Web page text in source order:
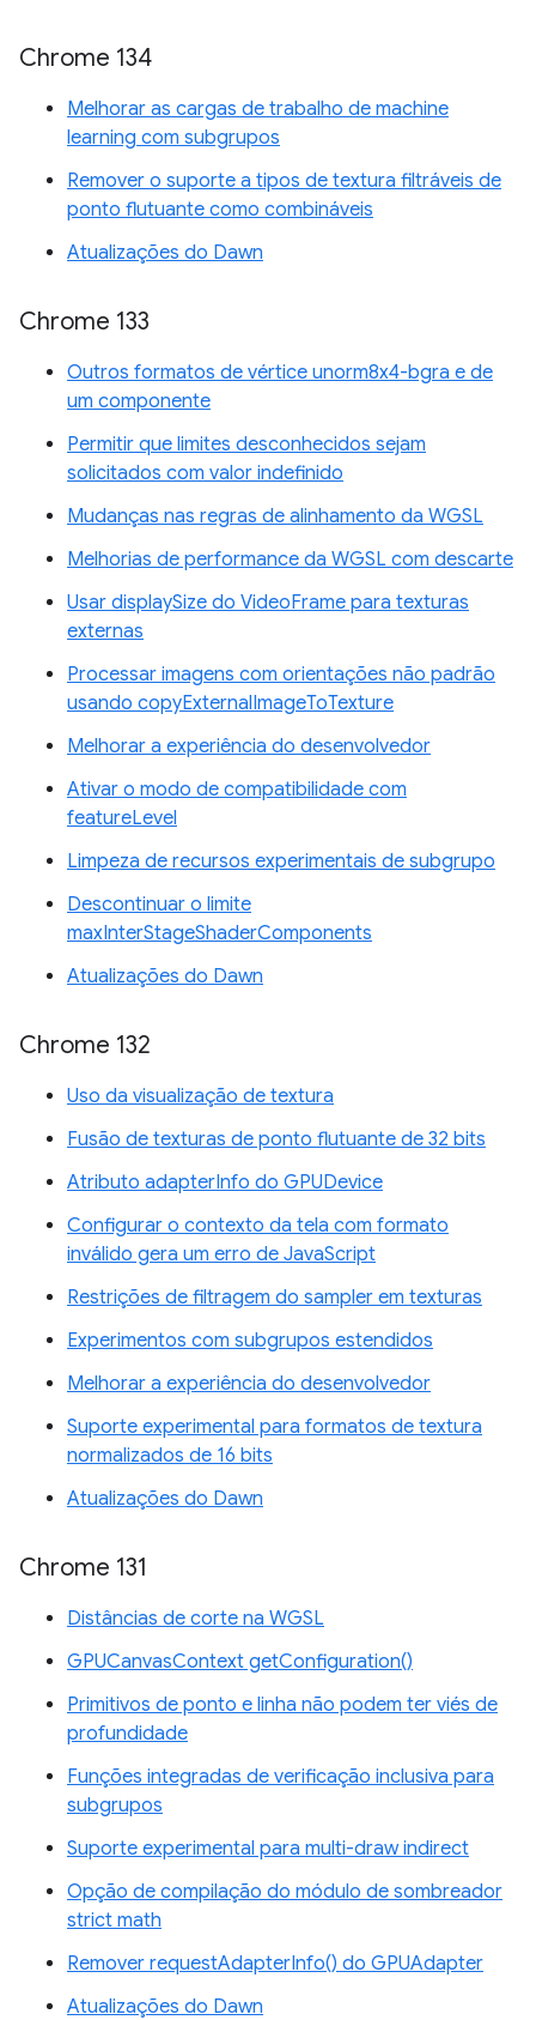
Chrome 134
Melhorar as cargas de trabalho de machine
learning com subgrupos
Remover o suporte a tipos de textura filtráveis de
ponto flutuante como combináveis
Atualizações do Dawn
Chrome 133
Outros formatos de vértice unorm8x4-bgra e de
um componente
Permitir que limites desconhecidos sejam
solicitados com valor indefinido
Mudanças nas regras de alinhamento da WGSL
Melhorias de performance da WGSL com descarte
Usar displaySize do VideoFrame para texturas
externas
Processar imagens com orientações não padrão
usando copyExternalImageToTexture
Melhorar a experiência do desenvolvedor
Ativar o modo de compatibilidade com
featureLevel
Limpeza de recursos experimentais de subgrupo
Descontinuar o limite
maxInterStageShaderComponents
Atualizações do Dawn
Chrome 132
Uso da visualização de textura
Fusão de texturas de ponto flutuante de 32 bits
Atributo adapterInfo do GPUDevice
Configurar o contexto da tela com formato
inválido gera um erro de JavaScript
Restrições de filtragem do sampler em texturas
Experimentos com subgrupos estendidos
Melhorar a experiência do desenvolvedor
Suporte experimental para formatos de textura
normalizados de 16 bits
Atualizações do Dawn
Chrome 131
Distâncias de corte na WGSL
GPUCanvasContext getConfiguration()
Primitivos de ponto e linha não podem ter viés de
profundidade
Funções integradas de verificação inclusiva para
subgrupos
Suporte experimental para multi-draw indirect
Opção de compilação do módulo de sombreador
strict math
Remover requestAdapterInfo() do GPUAdapter
Atualizações do Dawn